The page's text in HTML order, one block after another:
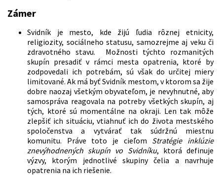
Zámer
Svidník je mesto, kde žijú ľudia rôznej etnicity,
religiozity, sociálneho statusu, samozrejme aj veku či
zdravotného stavu. Možnosti týchto rozmanitých
skupín presadiť v rámci mesta opatrenia, ktoré by
zodpovedali ich potrebám, sú však do určitej miery
limitované. Ak má byť Svidník mestom, v ktorom sa žije
dobre naozaj všetkým obyvateľom, je nevyhnutné, aby
samospráva reagovala na potreby všetkých skupín, aj
tých, ktoré sú momentálne na okraji. Len tak môže
zlepšiť ich situáciu, vtiahnuť ich do života mestského
spoločenstva a vytvárať tak súdržnú miestnu
komunitu. Práve toto je cieľom Stratégie inklúzie
znevýhodnených skupín vo Svidníku, ktorá definuje
výzvy, ktorým jednotlivé skupiny čelia a navrhuje
opatrenia na ich riešenie.